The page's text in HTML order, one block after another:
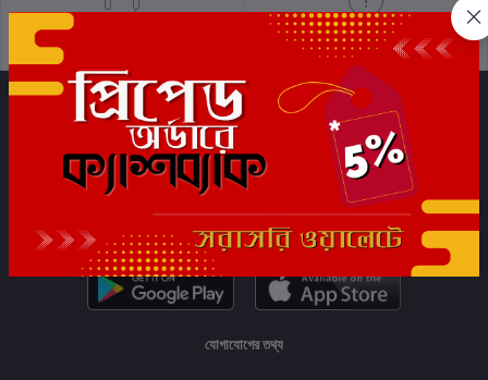
গোপনীয়তা নীতি
সাবস্ক্রাইব
যোগাযোগের তথ্য